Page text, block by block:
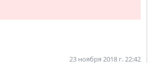
23 ноября 2018 г. 22:42